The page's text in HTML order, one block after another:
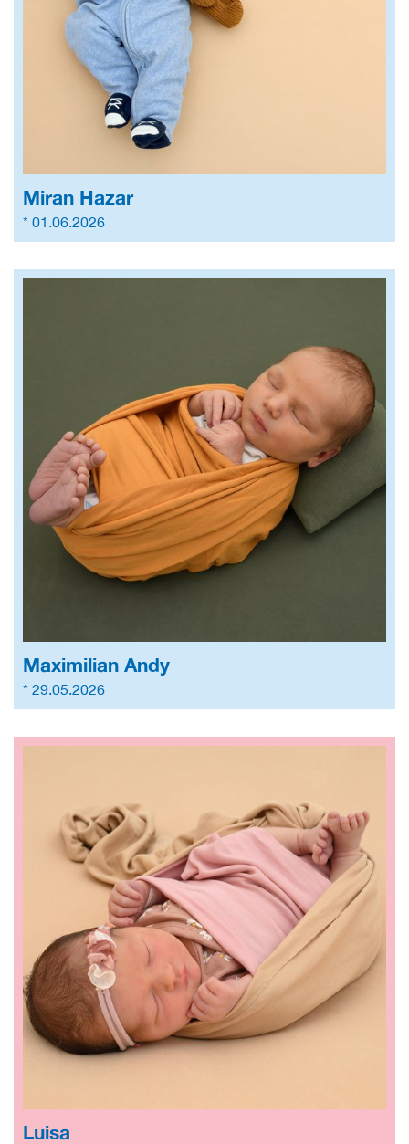
Miran Hazar
* 01.06.2026
Maximilian Andy
* 29.05.2026
Luisa